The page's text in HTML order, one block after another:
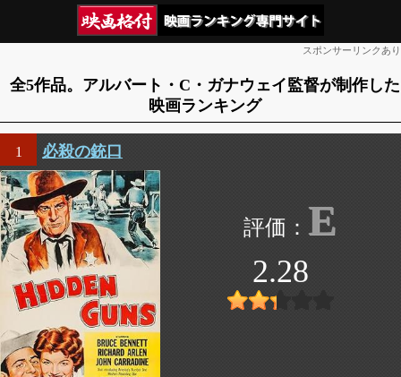
スポンサーリンクあり
全5作品。アルバート・C・ガナウェイ監督が制作した
映画ランキング
1 必殺の銃口
E
2.28